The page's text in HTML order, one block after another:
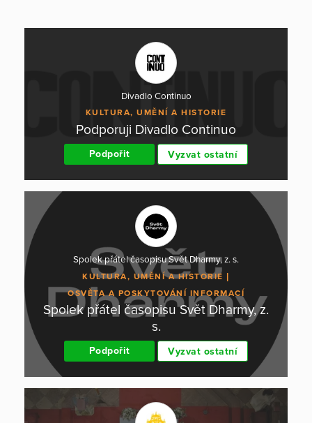
Divadlo Continuo
KULTURA, UMĚNÍ A HISTORIE
Podporuji Divadlo Continuo
Podpořit Vyzvat ostatní
Spolek přátel časopisu Svět Dharmy, z. s.
KULTURA, UMĚNÍ A HISTORIE
OSVĚTA A POSKYTOVÁNÍ INFORMACÍ
Spolek přátel časopisu Svět Dharmy, z.
s.
Podpořit Vyzvat ostatní